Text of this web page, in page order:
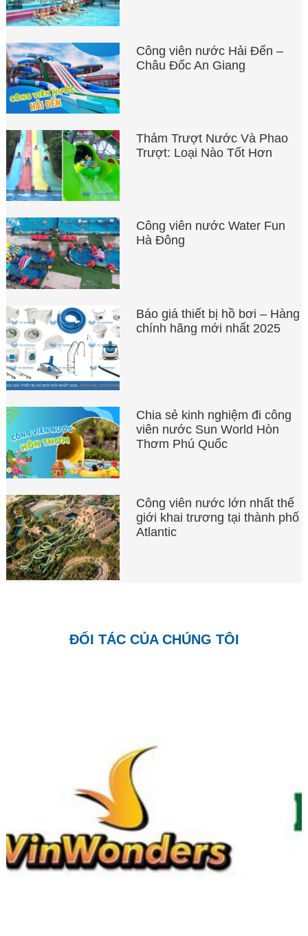
Công viên nước Hải Đến –
Châu Đốc An Giang
Thảm Trượt Nước Và Phao
Trượt: Loại Nào Tốt Hơn
Công viên nước Water Fun
Hà Đông
Báo giá thiết bị hồ bơi – Hàng
chính hãng mới nhất 2025
Chia sẻ kinh nghiệm đi công
viên nước Sun World Hòn
Thơm Phú Quốc
Công viên nước lớn nhất thế
giới khai trương tại thành phố
Atlantic
ĐỐI TÁC CỦA CHÚNG TÔI